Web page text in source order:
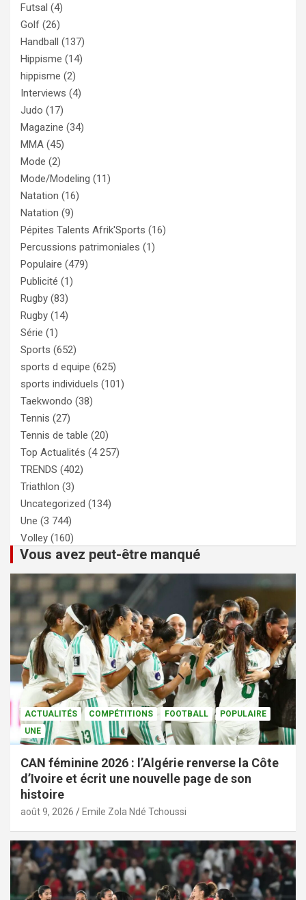
Futsal (4)
Golf (26)
Handball (137)
Hippisme (14)
hippisme (2)
Interviews (4)
Judo (17)
Magazine (34)
MMA (45)
Mode (2)
Mode/Modeling (11)
Natation (16)
Natation (9)
Pépites Talents Afrik'Sports (16)
Percussions patrimoniales (1)
Populaire (479)
Publicité (1)
Rugby (83)
Rugby (14)
Série (1)
Sports (652)
sports d equipe (625)
sports individuels (101)
Taekwondo (38)
Tennis (27)
Tennis de table (20)
Top Actualités (4 257)
TRENDS (402)
Triathlon (3)
Uncategorized (134)
Une (3 744)
Volley (160)
Vous avez peut-être manqué
ACTUALITÉS COMPÉTITIONS FOOTBALL
POPULAIRE
UNE
CAN féminine 2026 : l’Algérie renverse la Côte
d’Ivoire et écrit une nouvelle page de son
histoire
août 9, 2026 Emile Zola Ndé Tchoussi